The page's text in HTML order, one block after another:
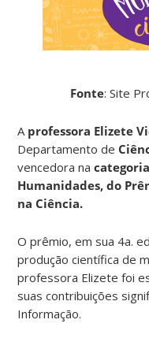
Fonte: Site
A professora Elizete
Departamento de
vencedora na
Humanidades, do
na Ciência.
O prêmio, em sua 4a.
produção científica de
professora Elizete foi
suas contribuições
Informação.